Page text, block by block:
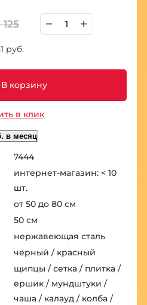
125
руб.
В корзину
в клик
в месяц
7444
интернет-магазин: < 10
шт.
от 50 до 80 см
50 см
нержавеющая сталь
черный / красный
щипцы / сетка / плитка /
ершик / мундштуки /
чаша / калауд / колба /